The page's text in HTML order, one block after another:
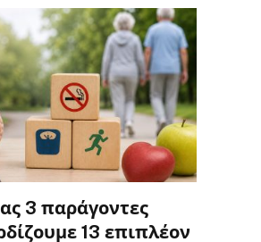
3 παράγοντες
13 επιπλέον